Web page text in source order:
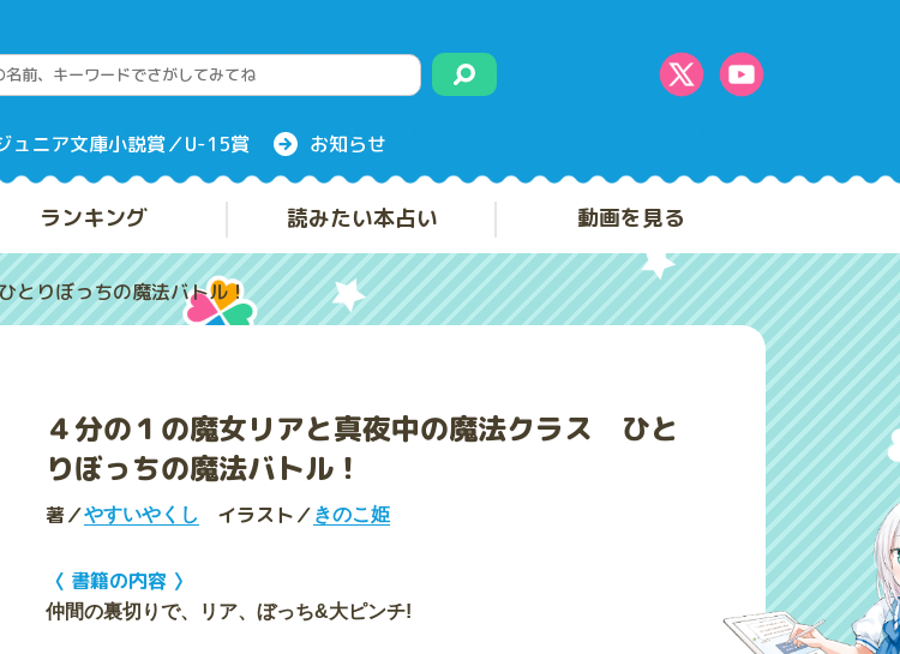
ュニア文庫小説賞／U-15賞 お知らせ
ランキング 読みたい本占い 動画を見る
とりぼっちの魔法バトル！
４分の１の魔女リアと真夜中の魔法クラス ひと
りぼっちの魔法バトル！
著／やすいやくし イラスト／ きのこ姫
〈 書籍の内容 〉
仲間の裏切りで、リア、ぼっち&大ピンチ!